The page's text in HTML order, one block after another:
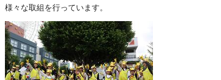
様々な取組を行っています。